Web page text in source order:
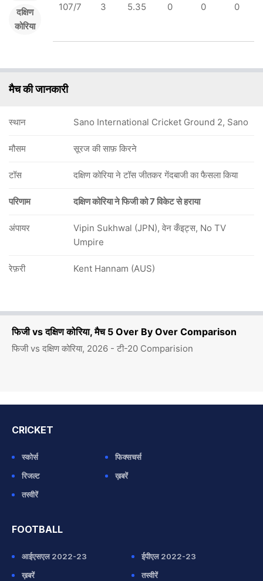
फिजी vs दक्षिण कोरिया, मैच 5 Over By Over Comparison
फिजी vs दक्षिण कोरिया, 2026 - टी-20 Comparision
दक्षिण
कोरिया
107/7 3 5.35 0 0 0
मैच की जानकारी
स्थान Sano International Cricket Ground 2, Sano
मौसम सूरज की साफ़ किरने
टॉस दक्षिण कोरिया ने टॉस जीतकर गेंदबाजी का फैसला किया
परिणाम दक्षिण कोरिया ने फिजी को 7 विकेट से हराया
अंपायर
Vipin Sukhwal (JPN), वेन कँइट्स, No TV
Umpire
रेफ़री Kent Hannam (AUS)
CRICKET
स्कोर्स
फिक्सचर्स
रिजल्ट
ख़बरें
तस्वीरें
FOOTBALL
आईएसएल 2022-23
ईपीएल 2022-23
ख़बरें
तस्वीरें